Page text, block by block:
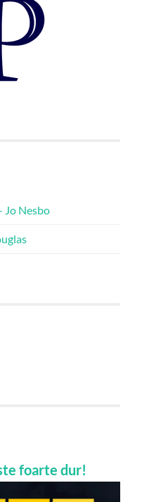
Jo Nesbo
foarte dur!